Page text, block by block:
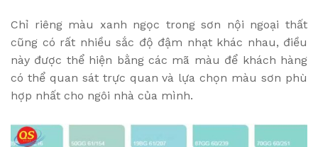
Chỉ riêng màu xanh ngọc trong sơn nội ngoại thất
cũng có rất nhiều sắc độ đậm nhạt khác nhau, điều
này được thể hiện bằng các mã màu để khách hàng
có thể quan sát trực quan và lựa chọn màu sơn phù
hợp nhất cho ngôi nhà của mình.